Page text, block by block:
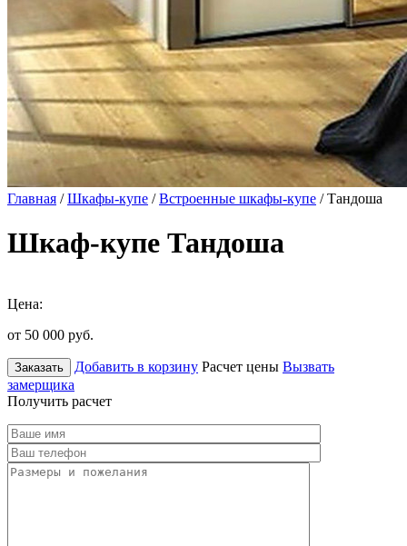
Главная /Шкафы-купе /Встроенные шкафы-купе / Тандоша
Шкаф-купе Тандоша
Цена:
от 50 000 руб.
Заказать Добавить в корзину Расчет цены Вызвать
замерщика
Получить расчет